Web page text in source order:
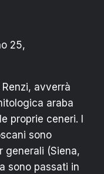
25,
avverrà
araba
proprie ceneri. I
sono
generali (Siena,
sono passati in